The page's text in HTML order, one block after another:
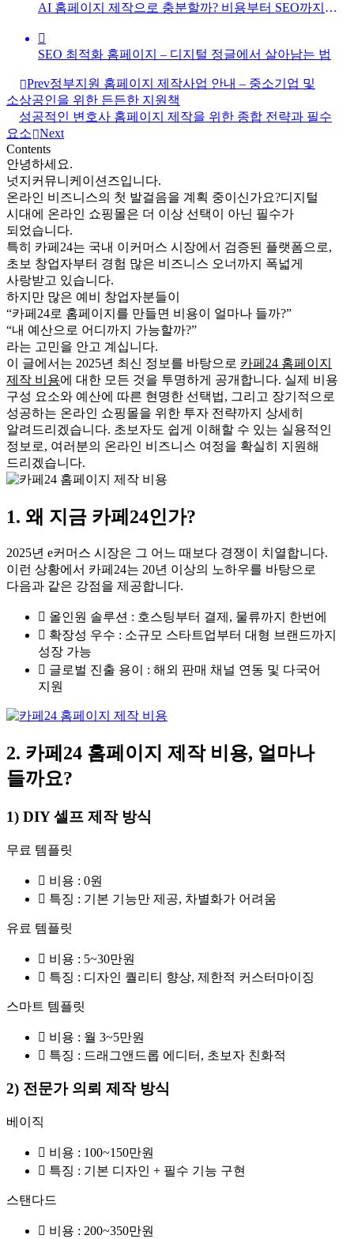
AI 홈페이지 제작으로 충분할까? 비용부터 SEO까지
SEO 최적화 홈페이지 – 디지털 정글에서 살아남는 법
Prev정부지원 홈페이지 제작사업 안내 – 중소기업 및
소상공인을 위한 든든한 지원책
성공적인 변호사 홈페이지 제작을 위한 종합 전략과 필수
요소
Next
Contents
안녕하세요.
넛지커뮤니케이션즈입니다.
온라인 비즈니스의 첫 발걸음을 계획 중이신가요?디지털
시대에 온라인 쇼핑몰은 더 이상 선택이 아닌 필수가
되었습니다.
특히 카페24는 국내 이커머스 시장에서 검증된 플랫폼으로,
초보 창업자부터 경험 많은 비즈니스 오너까지 폭넓게
사랑받고 있습니다.
하지만 많은 예비 창업자분들이
“카페24로 홈페이지를 만들면 비용이 얼마나 들까?”
“내 예산으로 어디까지 가능할까?”
라는 고민을 안고 계십니다.
이 글에서는 2025년 최신 정보를 바탕으로 카페24 홈페이지
제작 비용에 대한 모든 것을 투명하게 공개합니다. 실제 비용
구성 요소와 예산에 따른 현명한 선택법, 그리고 장기적으로
성공하는 온라인 쇼핑몰을 위한 투자 전략까지 상세히
알려드리겠습니다. 초보자도 쉽게 이해할 수 있는 실용적인
정보로, 여러분의 온라인 비즈니스 여정을 확실히 지원해
드리겠습니다.
1. 왜 지금 카페24인가?
2025년 e커머스 시장은 그 어느 때보다 경쟁이 치열합니다.
이런 상황에서 카페24는 20년 이상의 노하우를 바탕으로
다음과 같은 강점을 제공합니다.
올인원 솔루션 : 호스팅부터 결제, 물류까지 한번에
확장성 우수 : 소규모 스타트업부터 대형 브랜드까지
성장 가능
글로벌 진출 용이 : 해외 판매 채널 연동 및 다국어
지원
2. 카페24 홈페이지 제작 비용, 얼마나
들까요?
1) DIY 셀프 제작 방식
무료 템플릿
비용 : 0원
특징 : 기본 기능만 제공, 차별화가 어려움
유료 템플릿
비용 : 5~30만원
특징 : 디자인 퀄리티 향상, 제한적 커스터마이징
스마트 템플릿
비용 : 월 3~5만원
특징 : 드래그앤드롭 에디터, 초보자 친화적
2) 전문가 의뢰 제작 방식
베이직
비용 : 100~150만원
특징 : 기본 디자인 + 필수 기능 구현
스탠다드
비용 : 200~350만원